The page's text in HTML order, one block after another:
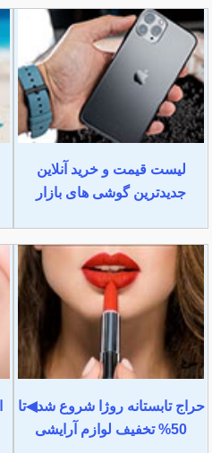
لیست قیمت و خرید آنلاین
جدیدترین گوشی های بازار
حراج تابستانه روژا شروع شد◀تا
50% تخفیف لوازم آرایشی